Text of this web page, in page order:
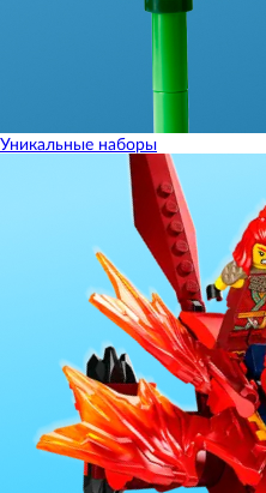
Уникальные наборы